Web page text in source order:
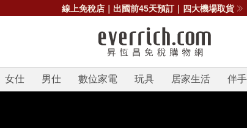
線上免稅店｜出國前45天預訂｜四大機場取貨
女仕 男仕 數位家電 玩具 居家生活 伴